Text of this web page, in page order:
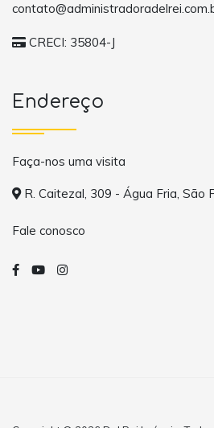
CRECI: 35804-J
Endereço
Faça-nos uma visita
R. Caitezal, 309 - Água Fria, São
Fale conosco